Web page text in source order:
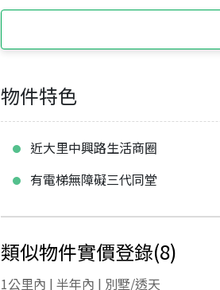
物件特色
近大里中興路生活商圈
有電梯無障礙三代同堂
類似物件實價登錄(8)
1公里內 | 半年內 | 別墅/透天